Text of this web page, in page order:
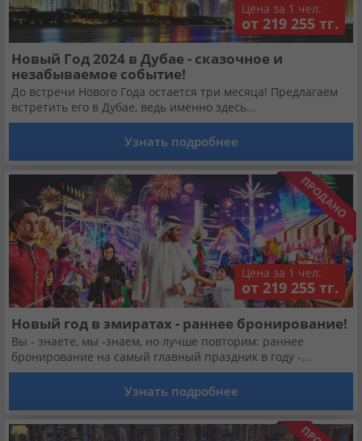
Цена за 1 чел:
от 219 255 тг.
Новый Год 2024 в Дубае - сказочное и
незабываемое событие!
До встречи Нового Года остается три месяца! Предлагаем
встретить его в Дубае, ведь именно здесь...
Узнать подробнее
Цена за 1 чел:
от 219 255 тг.
Новый год в эмиратах - раннее бронирование!
Вы - знаете, мы -знаем, но лучше повторим: раннее
бронирование на самый главный праздник в году -...
Узнать подробнее